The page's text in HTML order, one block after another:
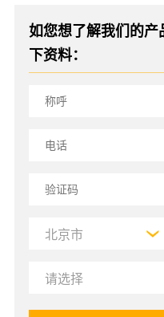
如您想了解我们的产
下资料：